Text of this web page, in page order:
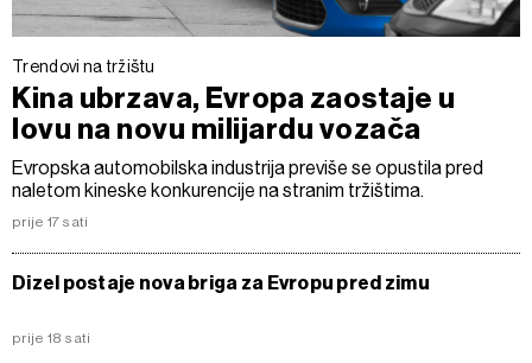
Trendovi na tržištu
Kina ubrzava, Evropa zaostaje u
lovu na novu milijardu vozača
Evropska automobilska industrija previše se opustila pred
naletom kineske konkurencije na stranim tržištima.
prije 17 sati
Dizel postaje nova briga za Evropu pred zimu
prije 18 sati